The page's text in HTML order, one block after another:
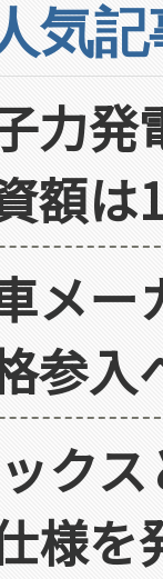
気
力
は
メ
参入
ク
様を